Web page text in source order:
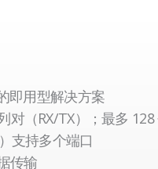
即用型解决方案
对（RX/TX）；最多
支持多个端口
传输